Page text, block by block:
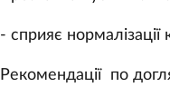
- сприяє
Рекомендації по